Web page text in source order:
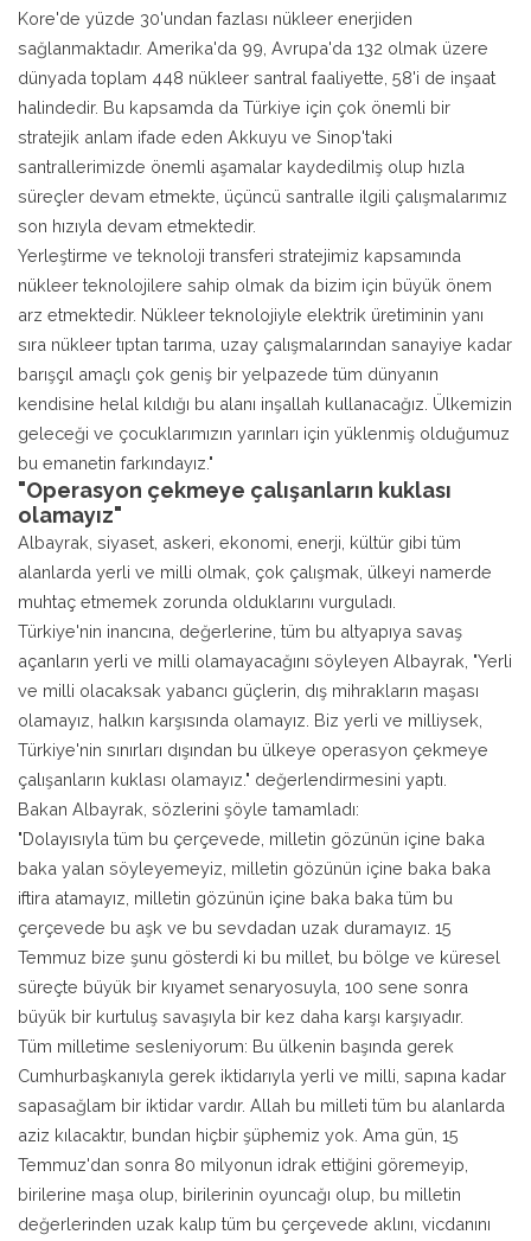
Kore'de yüzde 30'undan fazlası nükleer enerjiden
sağlanmaktadır. Amerika'da 99, Avrupa'da 132 olmak üzere
dünyada toplam 448 nükleer santral faaliyette, 58'i de inşaat
halindedir. Bu kapsamda da Türkiye için çok önemli bir
stratejik anlam ifade eden Akkuyu ve Sinop'taki
santrallerimizde önemli aşamalar kaydedilmiş olup hızla
süreçler devam etmekte, üçüncü santralle ilgili çalışmalarımız
son hızıyla devam etmektedir.
Yerleştirme ve teknoloji transferi stratejimiz kapsamında
nükleer teknolojilere sahip olmak da bizim için büyük önem
arz etmektedir. Nükleer teknolojiyle elektrik üretiminin yanı
sıra nükleer tıptan tarıma, uzay çalışmalarından sanayiye kadar
barışçıl amaçlı çok geniş bir yelpazede tüm dünyanın
kendisine helal kıldığı bu alanı inşallah kullanacağız. Ülkemizin
geleceği ve çocuklarımızın yarınları için yüklenmiş olduğumuz
bu emanetin farkındayız."
"Operasyon çekmeye çalışanların kuklası
olamayız"
Albayrak, siyaset, askeri, ekonomi, enerji, kültür gibi tüm
alanlarda yerli ve milli olmak, çok çalışmak, ülkeyi namerde
muhtaç etmemek zorunda olduklarını vurguladı.
Türkiye'nin inancına, değerlerine, tüm bu altyapıya savaş
açanların yerli ve milli olamayacağını söyleyen Albayrak, "Yerli
ve milli olacaksak yabancı güçlerin, dış mihrakların maşası
olamayız, halkın karşısında olamayız. Biz yerli ve milliysek,
Türkiye'nin sınırları dışından bu ülkeye operasyon çekmeye
çalışanların kuklası olamayız." değerlendirmesini yaptı.
Bakan Albayrak, sözlerini şöyle tamamladı:
"Dolayısıyla tüm bu çerçevede, milletin gözünün içine baka
baka yalan söyleyemeyiz, milletin gözünün içine baka baka
iftira atamayız, milletin gözünün içine baka baka tüm bu
çerçevede bu aşk ve bu sevdadan uzak duramayız. 15
Temmuz bize şunu gösterdi ki bu millet, bu bölge ve küresel
süreçte büyük bir kıyamet senaryosuyla, 100 sene sonra
büyük bir kurtuluş savaşıyla bir kez daha karşı karşıyadır.
Tüm milletime sesleniyorum: Bu ülkenin başında gerek
Cumhurbaşkanıyla gerek iktidarıyla yerli ve milli, sapına kadar
sapasağlam bir iktidar vardır. Allah bu milleti tüm bu alanlarda
aziz kılacaktır, bundan hiçbir şüphemiz yok. Ama gün, 15
Temmuz'dan sonra 80 milyonun idrak ettiğini göremeyip,
birilerine maşa olup, birilerinin oyuncağı olup, bu milletin
değerlerinden uzak kalıp tüm bu çerçevede aklını, vicdanını